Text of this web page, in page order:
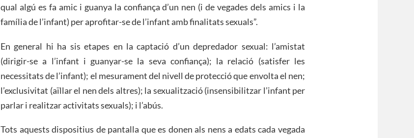
qual algú es fa amic i guanya la confiança d’un nen (i de vegades dels amics i la
família de l’infant) per aprofitar-se de l’infant amb finalitats sexuals”.
En general hi ha sis etapes en la captació d’un depredador sexual: l’amistat
(dirigir-se a l’infant i guanyar-se la seva confiança); la relació (satisfer les
necessitats de l’infant); el mesurament del nivell de protecció que envolta el nen;
l’exclusivitat (aïllar el nen dels altres); la sexualització (insensibilitzar l’infant per
parlar i realitzar activitats sexuals); i l’abús.
Tots aquests dispositius de pantalla que es donen als nens a edats cada vegada